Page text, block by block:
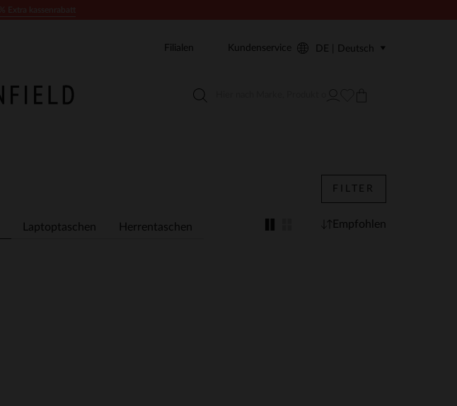
Filialen Kundenservice DE | Deutsch
Laptoptaschen Herrentaschen
FILTER
Empfohlen